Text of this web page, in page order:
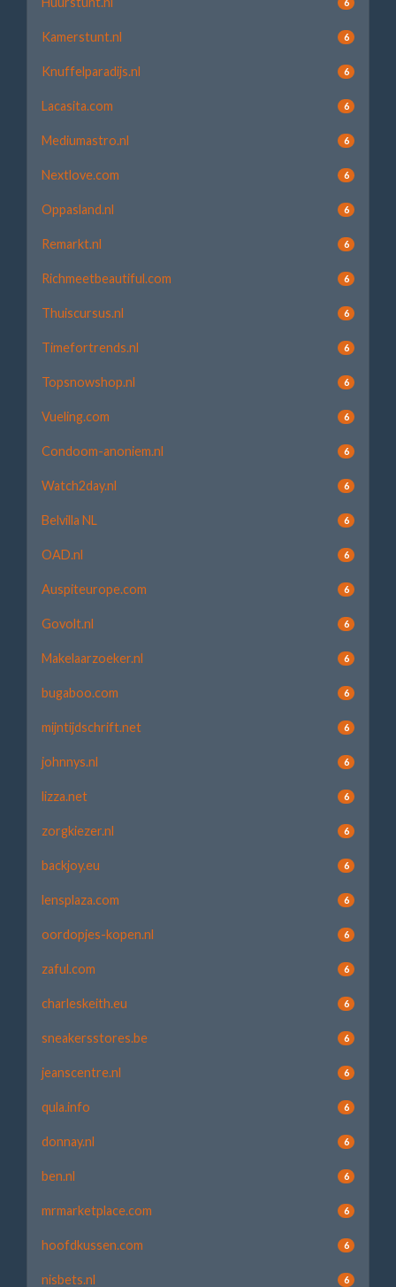
Kamerstunt.nl 6
Knuffelparadijs.nl 6
Lacasita.com 6
Mediumastro.nl 6
Nextlove.com 6
Oppasland.nl 6
Remarkt.nl 6
Richmeetbeautiful.com 6
Thuiscursus.nl 6
Timefortrends.nl 6
Topsnowshop.nl 6
Vueling.com 6
Condoom-anoniem.nl 6
Watch2day.nl 6
Belvilla NL 6
OAD.nl 6
Auspiteurope.com 6
Govolt.nl 6
Makelaarzoeker.nl 6
bugaboo.com 6
mijntijdschrift.net 6
johnnys.nl 6
lizza.net 6
zorgkiezer.nl 6
backjoy.eu 6
lensplaza.com 6
oordopjes-kopen.nl 6
zaful.com 6
charleskeith.eu 6
sneakersstores.be 6
jeanscentre.nl 6
qula.info 6
donnay.nl 6
ben.nl 6
mrmarketplace.com 6
hoofdkussen.com 6
nisbets.nl 6